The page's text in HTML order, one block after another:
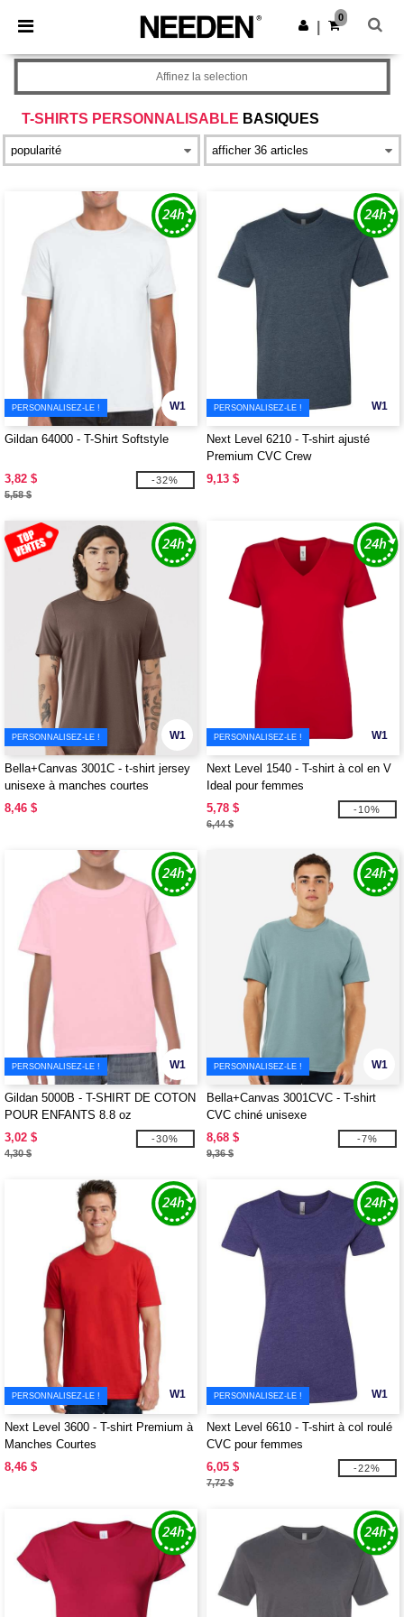
× Appli Needen
Meilleurs prix sur l’app !
Obtenir l'appli
0
T-SHIRTS PERSONNALISABLE BASIQUES
Affinez la selection
W1
PERSONNALISEZ-LE !
Gildan 64000 - T-Shirt Softstyle
3,82 $
5,58 $
-32%
W1
PERSONNALISEZ-LE !
Next Level 6210 - T-shirt ajusté
Premium CVC Crew
9,13 $
W1
PERSONNALISEZ-LE !
Bella+Canvas 3001C - t-shirt jersey
unisexe à manches courtes
8,46 $
W1
PERSONNALISEZ-LE !
Next Level 1540 - T-shirt à col en V
Ideal pour femmes
5,78 $
6,44 $
-10%
W1
PERSONNALISEZ-LE !
Gildan 5000B - T-SHIRT DE COTON
POUR ENFANTS 8.8 oz
3,02 $
4,30 $
-30%
W1
PERSONNALISEZ-LE !
Bella+Canvas 3001CVC - T-shirt
CVC chiné unisexe
8,68 $
9,36 $
-7%
W1
PERSONNALISEZ-LE !
Next Level 3600 - T-shirt Premium à
Manches Courtes
8,46 $
W1
PERSONNALISEZ-LE !
Next Level 6610 - T-shirt à col roulé
CVC pour femmes
6,05 $
7,72 $
-22%